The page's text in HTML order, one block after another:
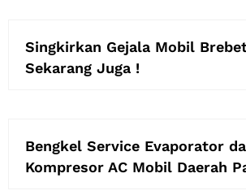
Singkirkan Gejala Mobil
Sekarang Juga !
Bengkel Service Evaporator
Kompresor AC Mobil Daerah